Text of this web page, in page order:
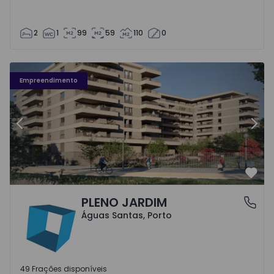
2 1 99 59 110 0
Empreendimento
Fachada PLENO JARDIM - 3
Anterior
Águas Santas, PortoPLENO JARDIM
Águas Santas, Porto
49 Frações disponíveis